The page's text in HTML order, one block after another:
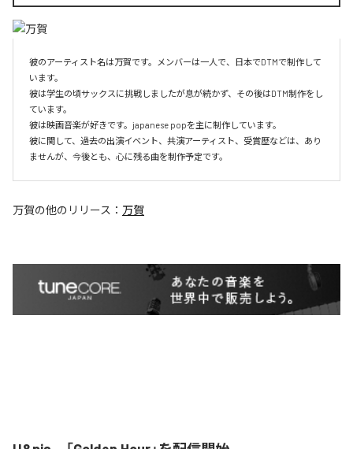
彼のアーティスト名は万賀です。メンバーは一人で、日本でDTMで制作して
います。
彼は学生の頃サックスに挑戦しましたが息が続かず、その後はDTM制作をし
ています。
彼は映画音楽が好きです。japanese popを主に制作しています。
彼に関して、過去の出演イベント、共演アーティスト、受賞歴などは、あり
ませんが、今後とも、心に残る曲を制作予定です。
万賀の他のリリース： 万賀